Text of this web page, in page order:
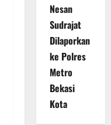
Nesan
Sudrajat
Dilaporkan
ke Polres
Metro
Bekasi
Kota